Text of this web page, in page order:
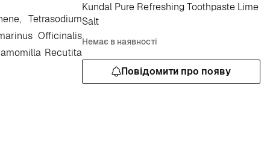
Tetrasodium
Officinalis
Recutita
Kundal Pure Refreshing Toothpaste Lime
Salt
Немає в наявності
Повідомити про появу